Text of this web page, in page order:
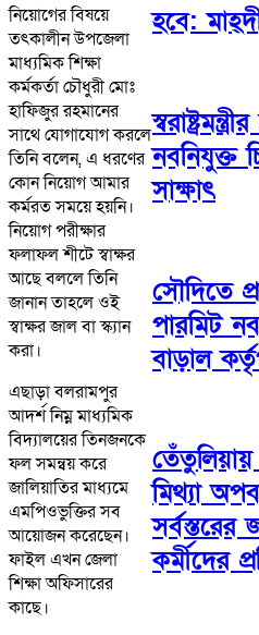
নিয়োগের বিষয়ে
তৎকালীন উপজেলা
মাধ্যমিক শিক্ষা
কর্মকর্তা চৌধুরী মোঃ
হাফিজুর রহমানের
সাথে যোগাযোগ করলে
তিনি বলেন, এ ধরণের
কোন নিয়োগ আমার
কর্মরত সময়ে হয়নি।
নিয়োগ পরীক্ষার
ফলাফল শীটে স্বাক্ষর
আছে বললে তিনি
জানান তাহলে ওই
স্বাক্ষর জাল বা স্ক্যান
করা।
এছাড়া বলরামপুর
আদর্শ নিম্ন মাধ্যমিক
বিদ্যালয়ের তিনজনকে
ফল সমন্বয় করে
জালিয়াতির মাধ্যমে
এমপিওভুক্তির সব
আয়োজন করেছেন।
ফাইল এখন জেলা
শিক্ষা অফিসারের
কাছে।
হবে:
নবনিযুক্ত
সাক্ষাৎ
সৌদিতে
পারমিট
বাড়াল
মিথ্যা
কর্মীদের